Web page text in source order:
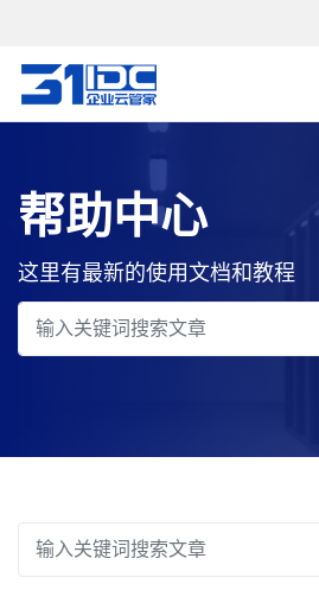
帮助中心
这里有最新的使用文档和教程